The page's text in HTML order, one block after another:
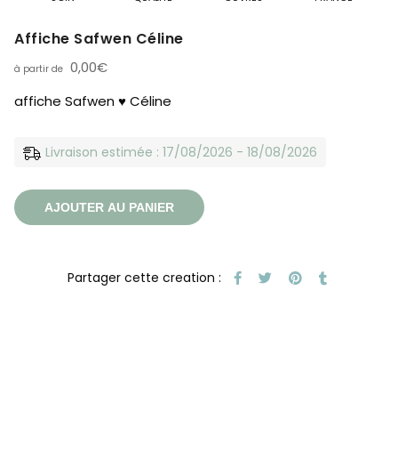
Affiche Safwen Céline
0,00€
affiche Safwen ♥️ Céline
Livraison estimée : 17/08/2026 - 18/08/2026
AJOUTER AU PANIER